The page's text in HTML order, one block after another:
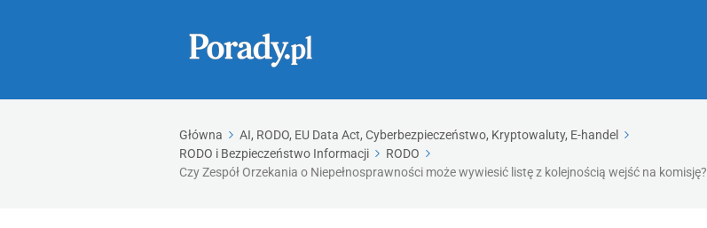
Główna
AI, RODO, EU Data Act, Cyberbezpieczeństwo, Kryptowaluty, E-handel
RODO i Bezpieczeństwo Informacji
RODO
Czy Zespół Orzekania o Niepełnosprawności może wywiesić listę z kolejnością wejść na komisję?